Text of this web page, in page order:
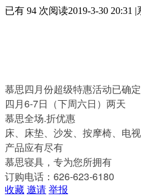
已有 94 次阅读2019-3-30 20:31 |
慕思四月份超级特惠活动已确定
四月6-7日（下周六日）两天
慕思全场️.️折优惠
床、床垫、沙发、按摩椅、电
产品应有尽有
慕思寝具，专为您所拥有
订购电话️：626-623-6180
收藏 邀请 举报